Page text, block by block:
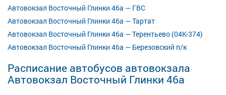
Автовокзал Восточный Глинки 46а — ГВС
Автовокзал Восточный Глинки 46а — Тартат
Автовокзал Восточный Глинки 46а — Терентьево (04К-374)
Автовокзал Восточный Глинки 46а — Березовский п/к
Расписание автобусов автовокзала
Автовокзал Восточный Глинки 46а